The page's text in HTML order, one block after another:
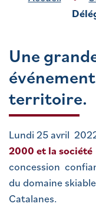
Une
territoire.
Lundi 25 avril
2000 et la société
concession
du domaine
Catalanes.